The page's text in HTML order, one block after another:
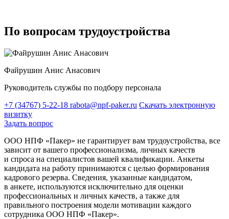
По вопросам трудоустройства
Файрушин Анис Анасович
Руководитель службы по подбору персонала
+7 (34767) 5-22-18 rabota@npf-paker.ru Скачать электронную
визитку
Задать вопрос
ООО НПФ «Пакер» не гарантирует вам трудоустройства, все
зависит от вашего профессионализма, личных качеств
и спроса на специалистов вашей квалификации. Анкеты
кандидата на работу принимаются с целью формирования
кадрового резерва. Сведения, указанные кандидатом,
в анкете, используются исключительно для оценки
профессиональных и личных качеств, а также для
правильного построения модели мотивации каждого
сотрудника ООО НПФ «Пакер».